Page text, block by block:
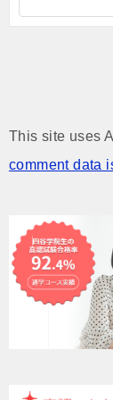
This site uses
comment data